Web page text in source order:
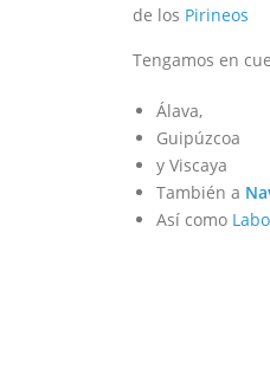
de los Pirineos
Tengamos en
Álava,
Guipúzcoa
y Viscaya
También a
Así como